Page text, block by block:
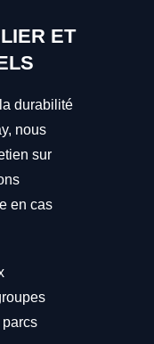
ET
durabilité
nous
sur
en cas